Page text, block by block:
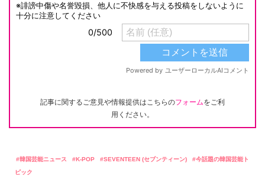
記事に関するご意見や情報提供はこちらのフォームをご利
用ください。
韓国芸能ニュース K-POP SEVENTEEN (セブンティーン)
今話題の韓国芸能ト
ピック